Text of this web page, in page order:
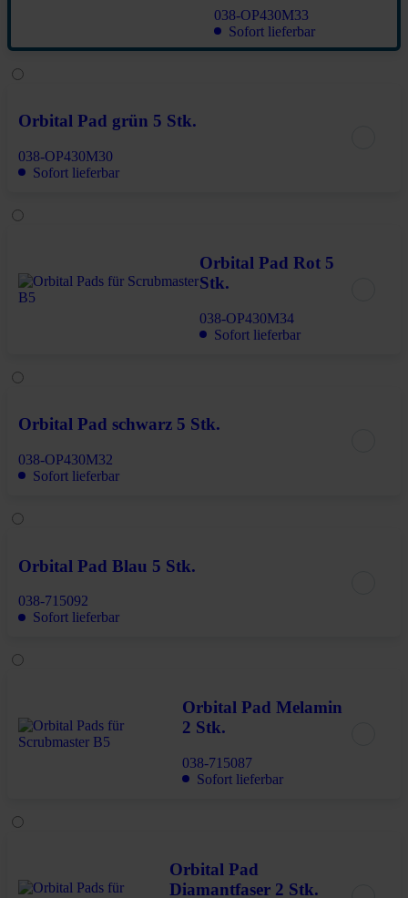
038-OP430M33
Sofort lieferbar
Orbital Pad grün 5 Stk.
038-OP430M30
Sofort lieferbar
Orbital Pad Rot 5
Stk.
038-OP430M34
Sofort lieferbar
Orbital Pad schwarz 5 Stk.
038-OP430M32
Sofort lieferbar
Orbital Pad Blau 5 Stk.
038-715092
Sofort lieferbar
Orbital Pad Melamin
2 Stk.
038-715087
Sofort lieferbar
Orbital Pad
Diamantfaser 2 Stk.